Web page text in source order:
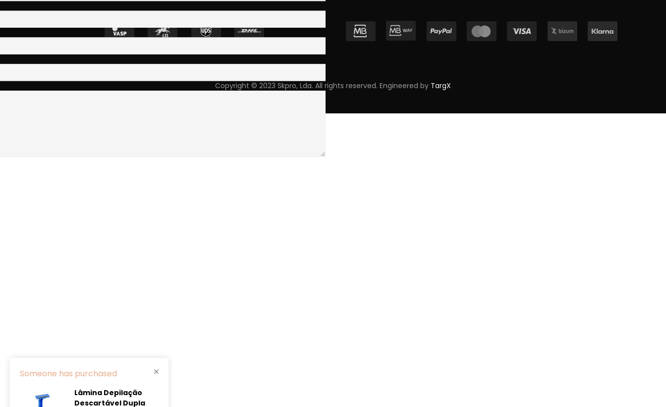
Copyright © 2023 Skpro, Lda. All rights reserved. Engineered by TargX
Someone has purchased
Lâmina Depilação
Descartável Dupla